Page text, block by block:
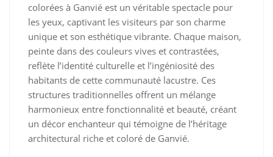
colorées à Ganvié est un véritable spectacle pour
les yeux, captivant les visiteurs par son charme
unique et son esthétique vibrante. Chaque maison,
peinte dans des couleurs vives et contrastées,
reflète l’identité culturelle et l’ingéniosité des
habitants de cette communauté lacustre. Ces
structures traditionnelles offrent un mélange
harmonieux entre fonctionnalité et beauté, créant
un décor enchanteur qui témoigne de l’héritage
architectural riche et coloré de Ganvié.